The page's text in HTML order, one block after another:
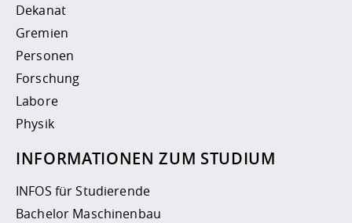
Dekanat
Gremien
Personen
Forschung
Labore
Physik
INFORMATIONEN ZUM STUDIUM
INFOS für Studierende
Bachelor Maschinenbau